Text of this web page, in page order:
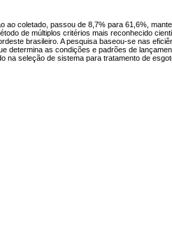
coletado, passou de 8,7% para 61,6%,
de múltiplos critérios mais reconhecido
brasileiro. A pesquisa baseou-se nas
determina as condições e padrões de
na seleção de sistema para tratamento de